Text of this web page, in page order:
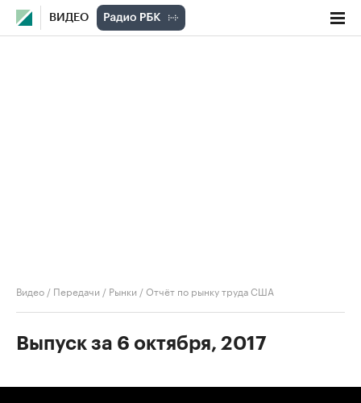
ВИДЕО
Видео / Передачи / Рынки /Отчёт по рынку труда США
Выпуск за 6 октября, 2017